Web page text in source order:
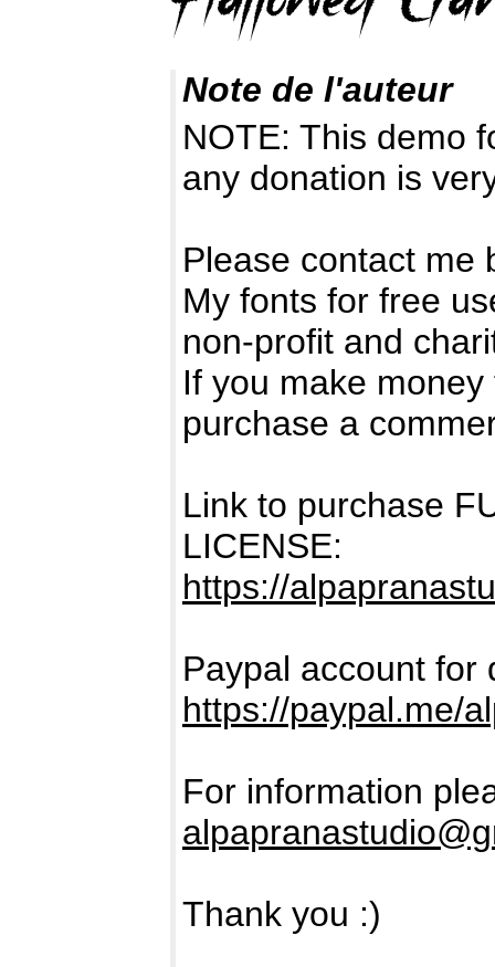
Note de l'auteur
NOTE: This demo
any donation is
Please contact me
My fonts for free
non-profit and
If you make
purchase a
Link to purchase
LICENSE:
https://
Paypal account for
https://paypal.me/
For information
Thank you :)